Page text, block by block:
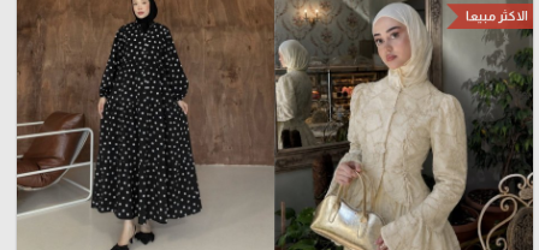
الاكثر مبيعا